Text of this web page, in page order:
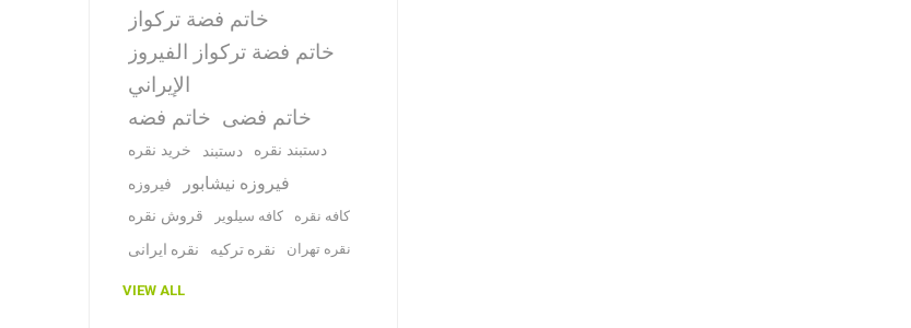
خاتم فضة تركواز
خاتم فضة تركواز الفيروز
الإيراني
خاتم فضه خاتم فضی
خرید نقره دستبند دستبند نقره
فیروزه فیروزه نیشابور
قروش نقره کافه سیلویر کافه نقره
نقره ایرانی نقره ترکیه نقره تهران
VIEW ALL